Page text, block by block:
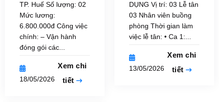
TP. Huế Số lượng: 02
Mức lương:
6.800.000đ Công việc
chính: – Vận hành
đóng gói các...
18/05/2026
Xem chi
tiết
DỤNG Vị trí: 03 Lễ tân
03 Nhân viên buồng
phòng Thời gian làm
việc lễ tân: • Ca 1:...
13/05/2026
Xem chi
tiết